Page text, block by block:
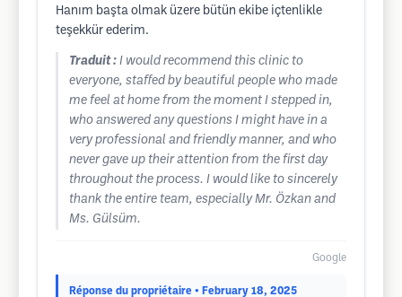
Hanım başta olmak üzere bütün ekibe içtenlikle
teşekkür ederim.
Traduit : I would recommend this clinic to
everyone, staffed by beautiful people who made
me feel at home from the moment I stepped in,
who answered any questions I might have in a
very professional and friendly manner, and who
never gave up their attention from the first day
throughout the process. I would like to sincerely
thank the entire team, especially Mr. Özkan and
Ms. Gülsüm.
Google
Réponse du propriétaire • February 18, 2025